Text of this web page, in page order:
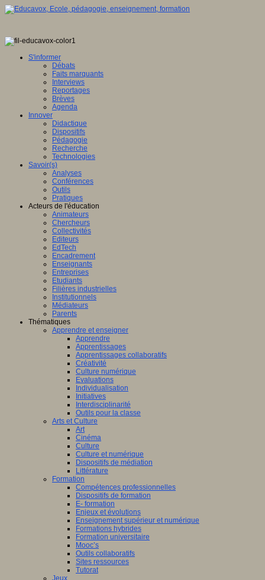
S'informer
Débats
Faits marquants
Interviews
Reportages
Brèves
Agenda
Innover
Didactique
Dispositifs
Pédagogie
Recherche
Technologies
Savoir(s)
Analyses
Conférences
Outils
Pratiques
Acteurs de l'éducation
Animateurs
Chercheurs
Collectivités
Editeurs
EdTech
Encadrement
Enseignants
Entreprises
Etudiants
Filières industrielles
Institutionnels
Médiateurs
Parents
Thématiques
Apprendre et enseigner
Apprendre
Apprentissages
Apprentissages collaboratifs
Créativité
Culture numérique
Evaluations
Individualisation
Initiatives
Interdisciplinarité
Outils pour la classe
Arts et Culture
Art
Cinéma
Culture
Culture et numérique
Dispositifs de médiation
Littérature
Formation
Compétences professionnelles
Dispositifs de formation
E- formation
Enjeux et évolutions
Enseignement supérieur et numérique
Formations hybrides
Formation universitaire
Mooc’s
Outils collaboratifs
Sites ressources
Tutorat
Jeux